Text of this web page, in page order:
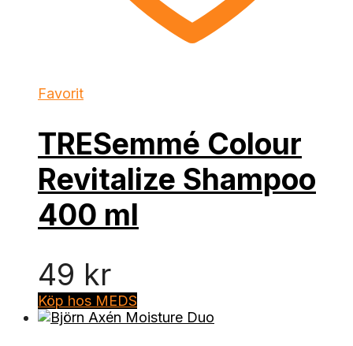
Favorit
TRESemmé Colour
Revitalize Shampoo
400 ml
49 kr
Köp hos MEDS